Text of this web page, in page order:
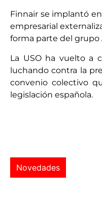
Finnair se implantó
empresarial
forma parte del grupo
La USO ha vuelto a
luchando contra la
convenio colectivo
legislación española.
Novedades